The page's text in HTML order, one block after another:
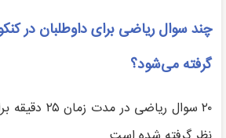
چند سوال ریاضی برای داوطلبان در
گرفته می‌شود؟
۲۰ سوال ریاضی